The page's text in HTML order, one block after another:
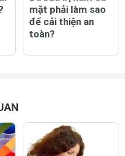
mặt phải làm sao